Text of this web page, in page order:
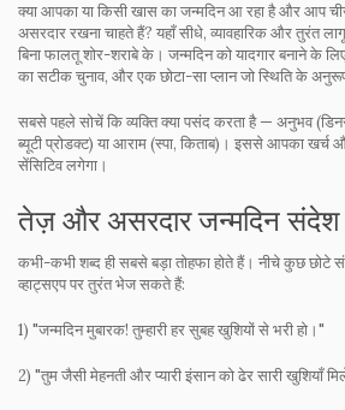
क्या आपका या किसी खास का जन्मदिन आ रहा है और आप
असरदार रखना चाहते हैं? यहाँ सीधे, व्यावहारिक और तुरंत
बिना फालतू शोर-शराबे के। जन्मदिन को यादगार बनाने के
का सटीक चुनाव, और एक छोटा-सा प्लान जो स्थिति के
सबसे पहले सोचें कि व्यक्ति क्या पसंद करता है — अनुभव
ब्यूटी प्रोडक्ट) या आराम (स्पा, किताब)। इससे आपका खर्च
सेंसिटिव लगेगा।
तेज़ और असरदार जन्मदिन संदेश
कभी-कभी शब्द ही सबसे बड़ा तोहफा होते हैं। नीचे कुछ छोटे
व्हाट्सएप पर तुरंत भेज सकते हैं:
1) "जन्मदिन मुबारक! तुम्हारी हर सुबह खुशियों से भरी हो।"
2) "तुम जैसी मेहनती और प्यारी इंसान को ढेर सारी खुशियाँ